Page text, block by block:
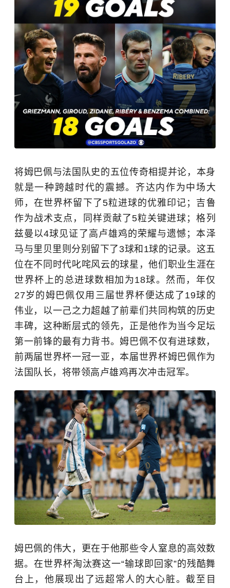
将姆巴佩与法国队史的五位传奇相提并论，本身
就是一种跨越时代的震撼。齐达内作为中场大
师，在世界杯留下了5粒进球的优雅印记；吉鲁
作为战术支点，同样贡献了5粒关键进球；格列
兹曼以4球见证了高卢雄鸡的荣耀与遗憾；本泽
马与里贝里则分别留下了3球和1球的记录。这五
位在不同时代叱咤风云的球星，他们职业生涯在
世界杯上的总进球数相加为18球。然而，年仅
27岁的姆巴佩仅用三届世界杯便达成了19球的
伟业，以一己之力超越了前辈们共同构筑的历史
丰碑，这种断层式的领先，正是他作为当今足坛
第一前锋的最有力背书。姆巴佩不仅有进球数，
前两届世界杯一冠一亚，本届世界杯姆巴佩作为
法国队长，将带领高卢雄鸡再次冲击冠军。
姆巴佩的伟大，更在于他那些令人窒息的高效数
据。在世界杯淘汰赛这一“输球即回家”的残酷舞
台上，他展现出了远超常人的大心脏。截至目